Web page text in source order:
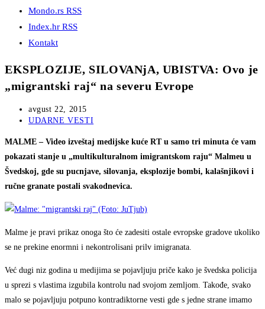
Mondo.rs RSS
Index.hr RSS
Kontakt
EKSPLOZIJE, SILOVANjA, UBISTVA: Ovo je
„migrantski raj“ na severu Evrope
Post
published:
avgust 22, 2015
Post
UDARNE VESTI
MALME – Video izveštaj medijske kuće RT u samo tri minuta će vam
pokazati stanje u „multikulturalnom imigrantskom raju“ Malmeu u
Švedskoj, gde su pucnjave, silovanja, eksplozije bombi, kalašnjikovi i
ručne granate postali svakodnevica.
Malme je pravi prikaz onoga što će zadesiti ostale evropske gradove ukoliko
se ne prekine enormni i nekontrolisani prilv imigranata.
Već dugi niz godina u medijima se pojavljuju priče kako je švedska policija
u sprezi s vlastima izgubila kontrolu nad svojom zemljom. Takođe, svako
malo se pojavljuju potpuno kontradiktorne vesti gde s jedne strane imamo